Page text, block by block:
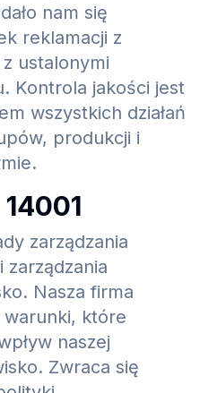
nam się
reklamacji z
ustalonymi
Kontrola jakości jest
wszystkich działań
produkcji i
zarządzania
Nasza firma
warunki, które
naszej
Zwraca się